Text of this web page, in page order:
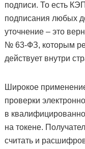
подписи. То есть
подписания любых
уточнение – это
№ 63-ФЗ, которым
действует внутри
Широкое
проверки
в
на токене.
считать и